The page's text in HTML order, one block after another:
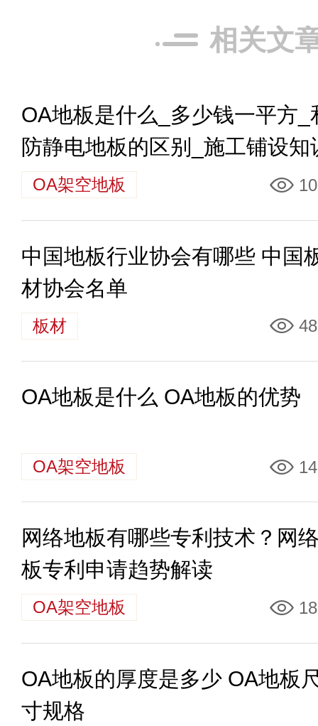
相关文
OA地板是什么_多少钱一平方_
防静电地板的区别_施工铺设知
OA架空地板
中国地板行业协会有哪些 中国
材协会名单
板材
OA地板是什么 OA地板的优势
OA架空地板
网络地板有哪些专利技术？网
板专利申请趋势解读
OA架空地板
OA地板的厚度是多少 OA地板
寸规格